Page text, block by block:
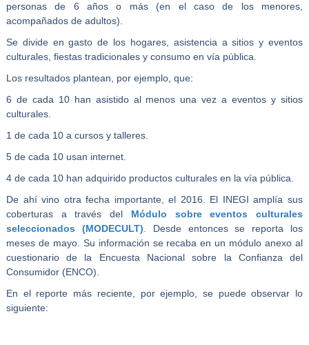
personas de 6 años o más (en el caso de los menores,
acompañados de adultos).
Se divide en gasto de los hogares, asistencia a sitios y eventos
culturales, fiestas tradicionales y consumo en vía pública.
Los resultados plantean, por ejemplo, que:
6 de cada 10 han asistido al menos una vez a eventos y sitios
culturales.
1 de cada 10 a cursos y talleres.
5 de cada 10 usan internet.
4 de cada 10 han adquirido productos culturales en la vía pública.
De ahí vino otra fecha importante, el 2016. El INEGI amplía sus
coberturas a través del Módulo sobre eventos culturales
seleccionados (MODECULT)
Desde entonces se reporta los
meses de mayo. Su información se recaba en un módulo anexo al
cuestionario de la Encuesta Nacional sobre la Confianza del
Consumidor (ENCO).
En el reporte más reciente, por ejemplo, se puede observar lo
siguiente: